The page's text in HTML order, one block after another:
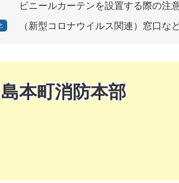
ビニールカーテンを設置する際の注
（新型コロナウイルス関連）窓口
島本町消防本部